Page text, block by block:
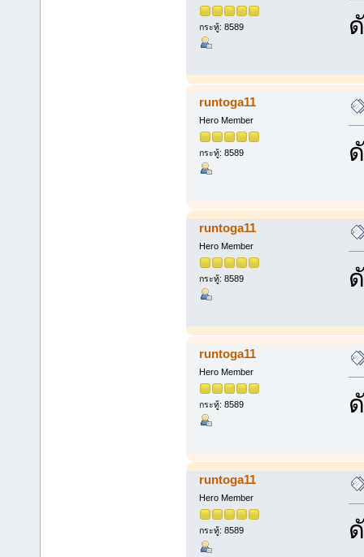
กระทู้: 8589
runtoga11
Hero Member
กระทู้: 8589
runtoga11
Hero Member
กระทู้: 8589
runtoga11
Hero Member
กระทู้: 8589
runtoga11
Hero Member
กระทู้: 8589